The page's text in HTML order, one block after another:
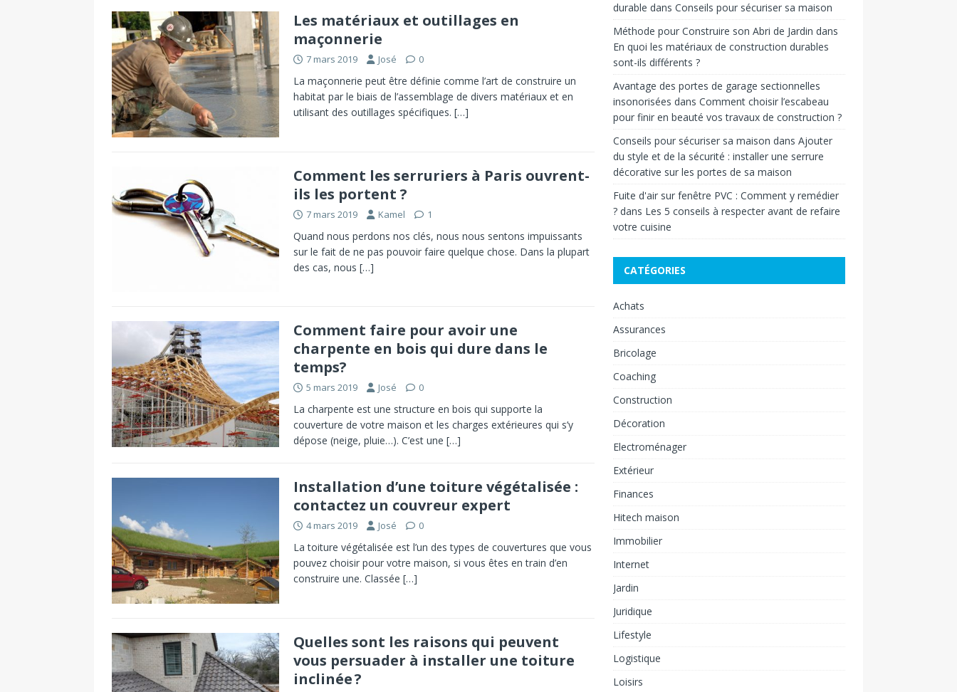
Les matériaux et outillages en
maçonnerie
7 mars 2019 José 0
La maçonnerie peut être définie comme l’art de construire un
habitat par le biais de l’assemblage de divers matériaux et en
utilisant des outillages spécifiques. […]
Comment les serruriers à Paris ouvrent-
ils les portent ?
7 mars 2019 Kamel 1
Quand nous perdons nos clés, nous nous sentons impuissants
sur le fait de ne pas pouvoir faire quelque chose. Dans la plupart
des cas, nous […]
Comment faire pour avoir une
charpente en bois qui dure dans le
temps?
5 mars 2019 José 0
La charpente est une structure en bois qui supporte la
couverture de votre maison et les charges extérieures qui s’y
dépose (neige, pluie…). C’est une […]
Installation d’une toiture végétalisée :
contactez un couvreur expert
4 mars 2019 José 0
La toiture végétalisée est l’un des types de couvertures que vous
pouvez choisir pour votre maison, si vous êtes en train d’en
construire une. Classée […]
Quelles sont les raisons qui peuvent
vous persuader à installer une toiture
inclinée ?
durable dans Conseils pour sécuriser sa maison
Méthode pour Construire son Abri de Jardin dans
En quoi les matériaux de construction durables
sont-ils différents ?
Avantage des portes de garage sectionnelles
insonorisées dans Comment choisir l’escabeau
pour finir en beauté vos travaux de construction ?
Conseils pour sécuriser sa maison dans Ajouter
du style et de la sécurité : installer une serrure
décorative sur les portes de sa maison
Fuite d'air sur fenêtre PVC : Comment y remédier
?dans Les 5 conseils à respecter avant de refaire
votre cuisine
CATÉGORIES
Achats
Assurances
Bricolage
Coaching
Construction
Décoration
Electroménager
Extérieur
Finances
Hitech maison
Immobilier
Internet
Jardin
Juridique
Lifestyle
Logistique
Loisirs